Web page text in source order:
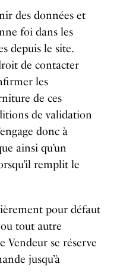
des données et
foi dans les
depuis le site.
de contacter
les
de ces
de validation
donc à
ainsi qu’un
remplit le
pour défaut
tout autre
Vendeur se réserve
jusqu’à